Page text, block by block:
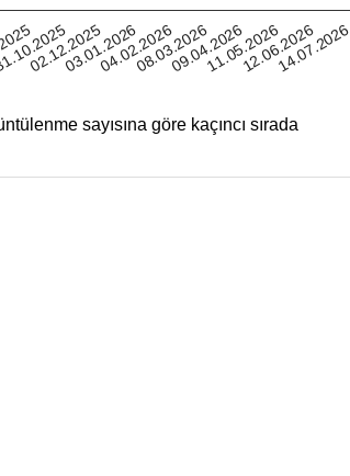
02.12.2025
03.01.2026
04.02.2026
08.03.2026
09.04.2026
11.05.2026
12.06.2026
14.07.2026
sayısına göre kaçıncı sırada